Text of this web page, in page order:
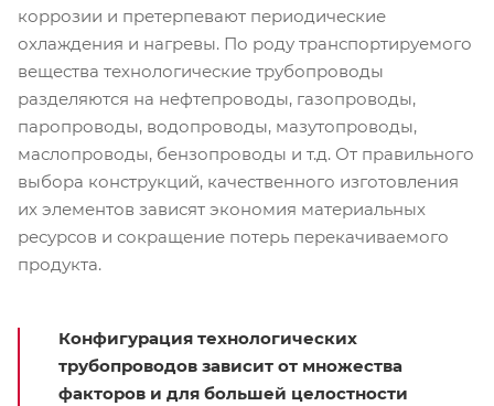
коррозии и претерпевают периодические
охлаждения и нагревы. По роду транспортируемого
вещества технологические трубопроводы
разделяются на нефтепроводы, газопроводы,
паропроводы, водопроводы, мазутопроводы,
маслопроводы, бензопроводы и т.д. От правильного
выбора конструкций, качественного изготовления
их элементов зависят экономия материальных
ресурсов и сокращение потерь перекачиваемого
продукта.
Конфигурация технологических
трубопроводов зависит от множества
факторов и для большей целостности